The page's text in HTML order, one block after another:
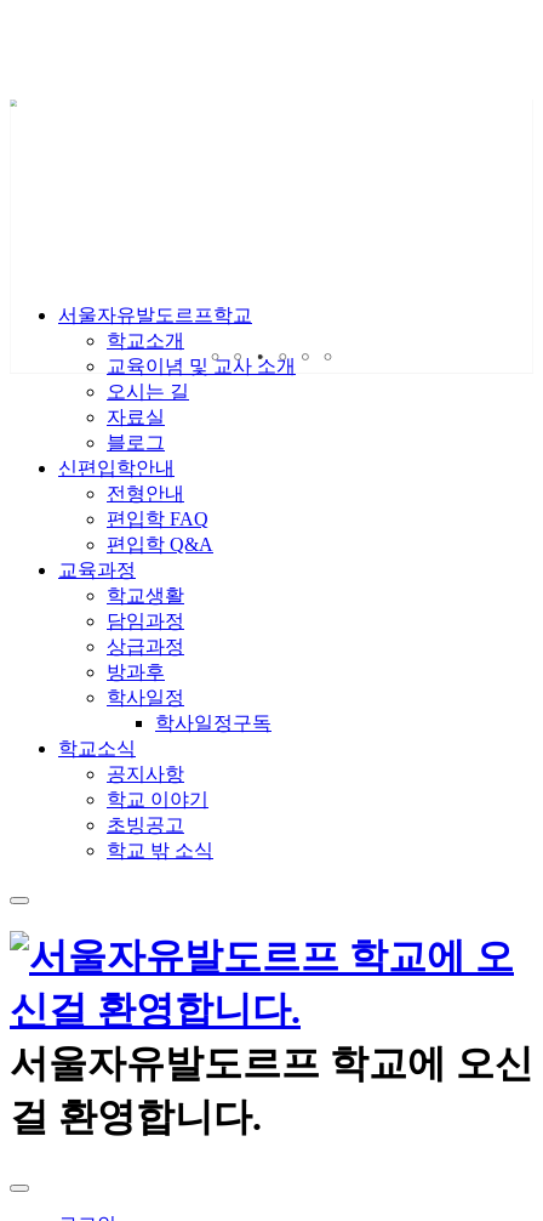
서울자유발도르프학교
학교소개
교육이념 및 교사 소개
오시는 길
자료실
블로그
신편입학안내
전형안내
편입학 FAQ
편입학 Q&A
교육과정
학교생활
담임과정
상급과정
방과후
학사일정
학사일정구독
학교소식
공지사항
학교 이야기
초빙공고
학교 밖 소식
메
뉴
서울자유발도르프 학교에 오신
걸 환영합니다.